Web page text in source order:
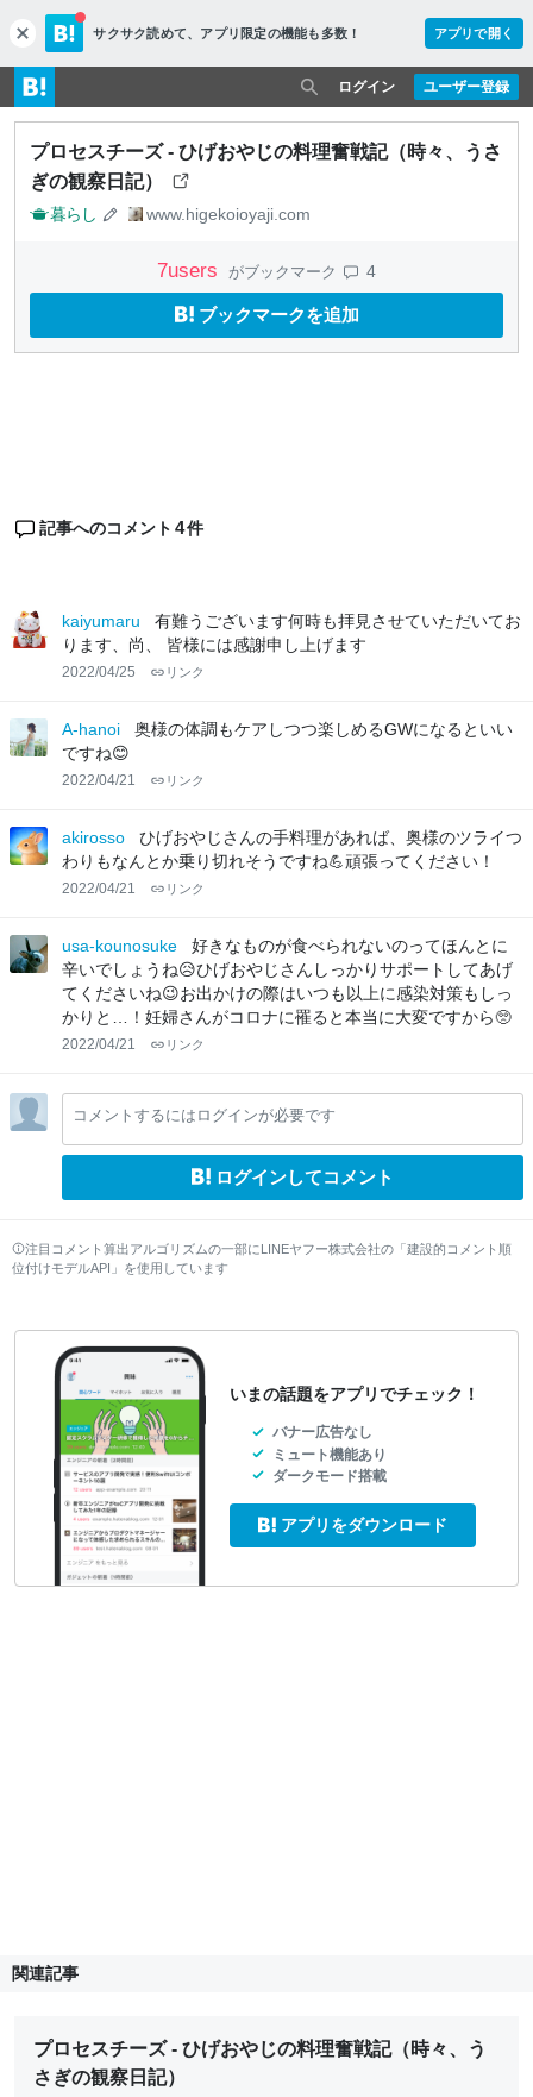
c
l
o
s
e
サクサク読めて、 アプリ限定の機能も多数！ アプリで開く
ユーザー登録
ログイン
プロセスチーズ - ひげおやじの料理奮戦記（時々、うさ
ぎの観察日記）
暮らし www.higekoioyaji.com
7users がブックマーク 4
ブックマークを追加
記事へのコメント 4件
kaiyumaru
有難うございます何時も拝見させていただいてお
ります、尚、 皆様には感謝申し上げます
2022/04/25 リンク
A-hanoi
奥様の体調もケアしつつ楽しめるGWになるといい
ですね😊
2022/04/21 リンク
akirosso
ひげおやじさんの手料理があれば、奥様のツライつ
わりもなんとか乗り切れそうですね💪頑張ってください！
2022/04/21 リンク
usa-kounosuke
好きなものが食べられないのってほんとに
辛いでしょうね😥ひげおやじさんしっかりサポートしてあげ
てくださいね😉お出かけの際はいつも以上に感染対策もしっ
かりと…！妊婦さんがコロナに罹ると本当に大変ですから🥺
2022/04/21 リンク
コメントするにはログインが必要です
ログインしてコメント
注目コメント算出アルゴリズムの一部にLINEヤフー株式会社の「建設的コメント順
位付けモデルAPI」を使用しています
いまの話題をアプリでチェック！
バナー広告なし
ミュート機能あり
ダークモード搭載
アプリをダウンロード
関連記事
プロセスチーズ - ひげおやじの料理奮戦記（時々、う
さぎの観察日記）